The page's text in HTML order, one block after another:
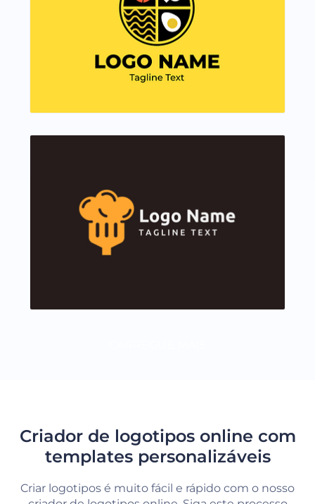
Criador de logotipos online com
templates personalizáveis
Criar logotipos é muito fácil e rápido com o nosso